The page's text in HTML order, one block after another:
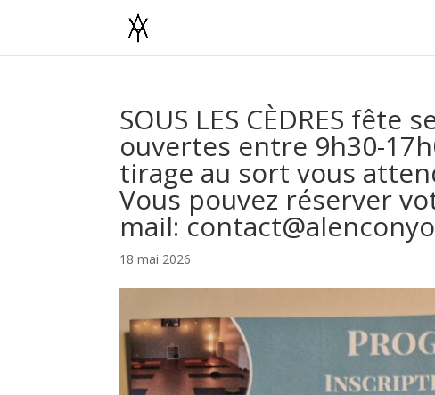
SOUS LES CÈDRES fête
ouvertes entre 9h30-
tirage au sort vous
Vous pouvez réserver
mail:
18 mai 2026